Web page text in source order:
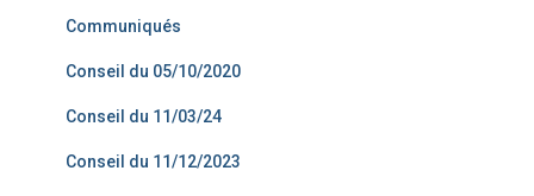
Communiqués
Conseil du 05/10/2020
Conseil du 11/03/24
Conseil du 11/12/2023